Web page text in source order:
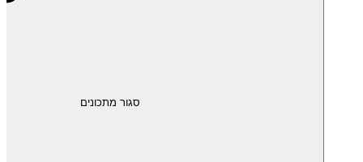
סגור מתכונים